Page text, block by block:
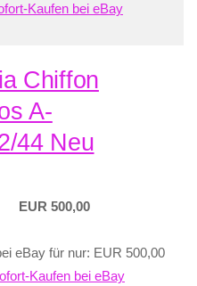
Kaufen bei eBay
Chiffon
A-
44 Neu
EUR 500,00
eBay für nur: EUR 500,00
Kaufen bei eBay